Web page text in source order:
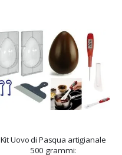
Kit Uovo di Pasqua artigianale
500 grammi: